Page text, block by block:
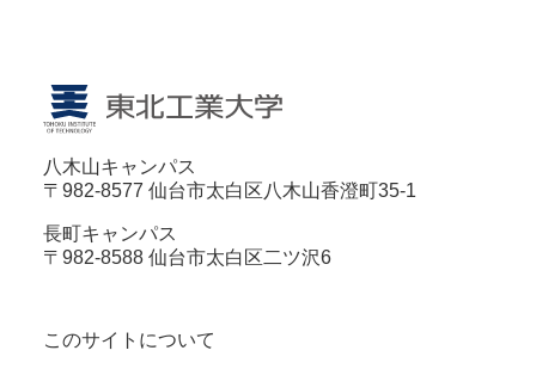
八木山キャンパス
〒982-8577 仙台市太白区八木山香澄町35-1
長町キャンパス
〒982-8588 仙台市太白区二ツ沢6
このサイトについて